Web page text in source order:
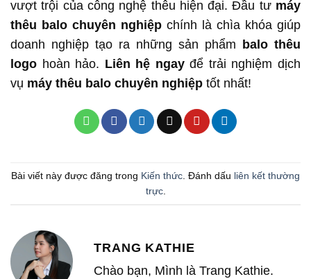
vượt trội của công nghệ thêu hiện đại. Đầu tư máy
thêu balo chuyên nghiệp chính là chìa khóa giúp
doanh nghiệp tạo ra những sản phẩm balo thêu
logo hoàn hảo. Liên hệ ngayđể trải nghiệm dịch
vụ máy thêu balo chuyên nghiệp tốt nhất!
Bài viết này được đăng trong Kiến thức . Đánh dấu liên kết thường
trực.
TRANG KATHIE
Chào bạn, Mình là Trang Kathie.